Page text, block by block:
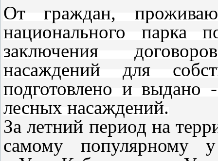
От граждан,
национального парка
заключения
насаждений для
подготовлено и выдано
лесных насаждений.
За летний период на
самому популярному